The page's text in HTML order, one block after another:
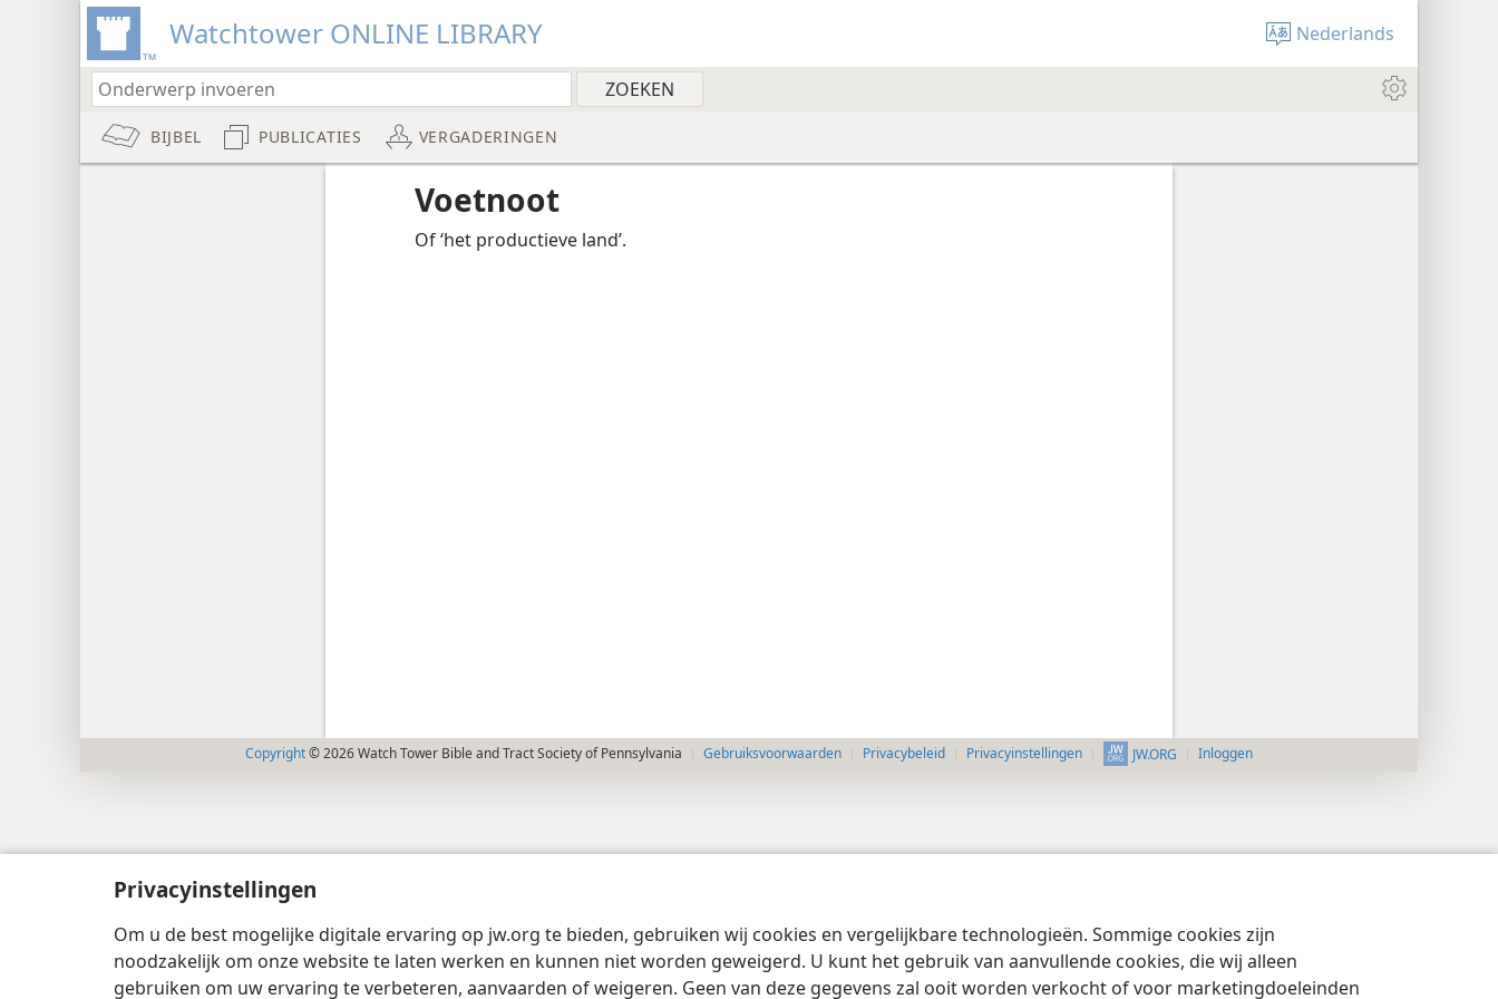
Privacyinstellingen
Om u de best mogelijke digitale ervaring op jw.org te bieden, gebruiken wij cookies en vergelijkbare technologieën. Sommige cookies zijn
noodzakelijk om onze website te laten werken en kunnen niet worden geweigerd. U kunt het gebruik van aanvullende cookies, die wij alleen
gebruiken om uw ervaring te verbeteren, aanvaarden of weigeren. Geen van deze gegevens zal ooit worden verkocht of voor marketingdoeleinden
Watchtower ONLINE LIBRARY Nederlands
BIJBEL PUBLICATIES VERGADERINGEN
Voetnoot
Of ‘het productieve land’.
Copyright© 2026 Watch Tower Bible and Tract Society of Pennsylvania Gebruiksvoorwaarden Privacybeleid Privacyinstellingen JW.ORG Inloggen